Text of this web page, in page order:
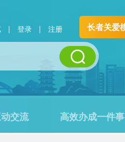
| 登录 | 注册 长者关爱
交流 高效办成一件事